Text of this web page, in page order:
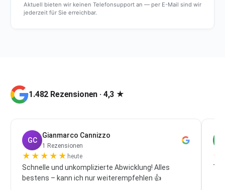
Aktuell bieten wir keinen Telefonsupport an — per E-Mail sind wir
jederzeit für Sie erreichbar.
1.482 Rezensionen · 4,3 ★
GC
Gianmarco Cannizzo
1 Rezensionen
★ ★ ★ ★ ★ heute
Schnelle und unkomplizierte Abwicklung! Alles
bestens – kann ich nur weiterempfehlen 👍
★